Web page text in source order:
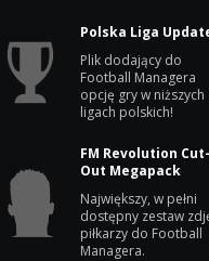
Polska Liga
Plik dodający do
Football Managera
opcję gry w niższych
ligach polskich!
FM Revolution
Out Megapack
Największy, w pełni
dostępny zestaw
piłkarzy do Football
Managera.